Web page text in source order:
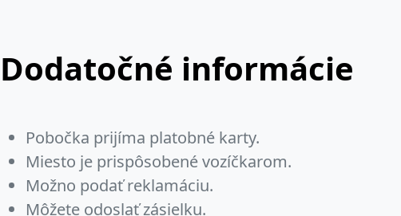
Dodatočné informácie
Pobočka prijíma platobné karty.
Miesto je prispôsobené vozíčkarom.
Možno podať reklamáciu.
Môžete odoslať zásielku.